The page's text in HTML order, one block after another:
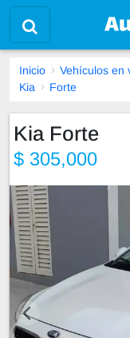
Inicio Vehículos en
Kia
Forte
Kia Forte
$ 305,000